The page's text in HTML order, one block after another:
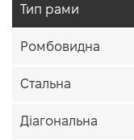
Тип рами
Ромбовидна
Стальна
Діагональна